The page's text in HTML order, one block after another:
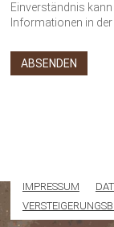
Einverständnis
Informationen in der
IMPRESSUM